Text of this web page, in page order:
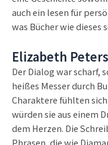
auch ein lesen für
was Bücher wie dieses
Elizabeth
Der Dialog war scharf,
heißes Messer durch
Charaktere fühlten
würden sie aus einem
dem Herzen. Die
Phrasen, die wie